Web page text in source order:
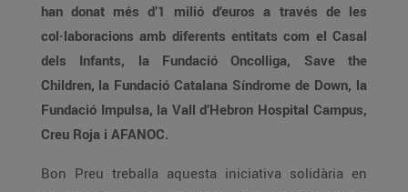
han donat més d’1 milió d’euros a través de les
col·laboracions amb diferents entitats com el Casal
dels Infants, la Fundació Oncolliga, Save the
Children, la Fundació Catalana Síndrome de Down, la
Fundació Impulsa, la Vall d’Hebron Hospital Campus,
Creu Roja i AFANOC.
Bon Preu treballa aquesta iniciativa solidària en